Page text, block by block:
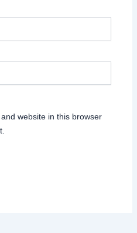
website in this browser